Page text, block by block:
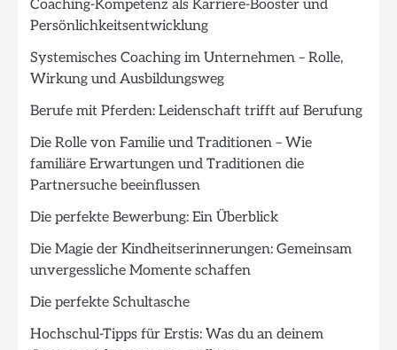
Coaching-Kompetenz als Karriere-Booster und
Persönlichkeitsentwicklung
Systemisches Coaching im Unternehmen – Rolle,
Wirkung und Ausbildungsweg
Berufe mit Pferden: Leidenschaft trifft auf Berufung
Die Rolle von Familie und Traditionen – Wie
familiäre Erwartungen und Traditionen die
Partnersuche beeinflussen
Die perfekte Bewerbung: Ein Überblick
Die Magie der Kindheitserinnerungen: Gemeinsam
unvergessliche Momente schaffen
Die perfekte Schultasche
Hochschul-Tipps für Erstis: Was du an deinem